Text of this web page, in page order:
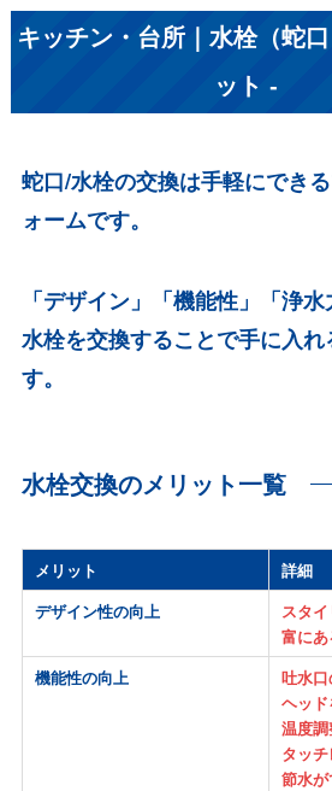
キッチン・台所｜水栓（蛇
ット -
蛇口/水栓の交換は手軽にでき
ォームです。
「デザイン」「機能性」「浄
水栓を交換することで手に入れ
す。
水栓交換のメリット一覧
メリット
詳細
デザイン性の向上
スタ
富にあ
機能性の向上
吐水
ヘッ
温度
タッ
節水